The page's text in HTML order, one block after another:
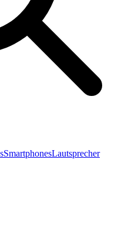
SmartphonesLautsprecher